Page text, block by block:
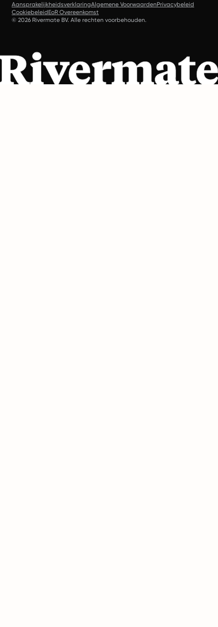
AansprakelijkheidsverklaringAlgemene VoorwaardenPrivacybeleid
CookiebeleidEoR Overeenkomst
© 2026 Rivermate BV. Alle rechten voorbehouden.